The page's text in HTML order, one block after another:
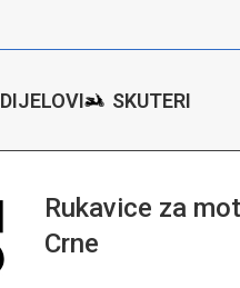
DIJELOVI SKUTERI
Rukavice za
Crne